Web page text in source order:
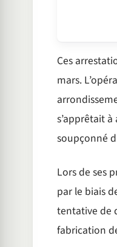
Ces
mars.
s’apprêtait
soupçonné
Lors de ses
par le biais
tentative de
fabrication